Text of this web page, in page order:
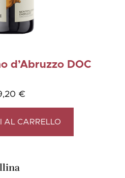
d’Abruzzo DOC
€
AL CARRELLO